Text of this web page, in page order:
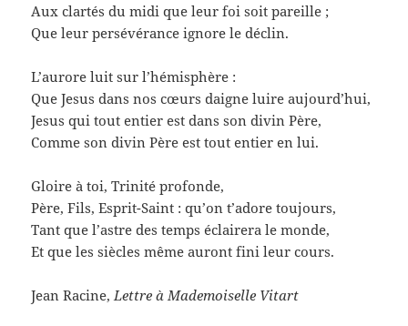
Aux clartés du midi que leur foi soit pareille ;
Que leur persévérance ignore le déclin.
L’aurore luit sur l’hémisphère :
Que Jesus dans nos cœurs daigne luire aujourd’hui,
Jesus qui tout entier est dans son divin Père,
Comme son divin Père est tout entier en lui.
Gloire à toi, Trinité profonde,
Père, Fils, Esprit-Saint : qu’on t’adore toujours,
Tant que l’astre des temps éclairera le monde,
Et que les siècles même auront fini leur cours.
Jean Racine, Lettre à Mademoiselle Vitart